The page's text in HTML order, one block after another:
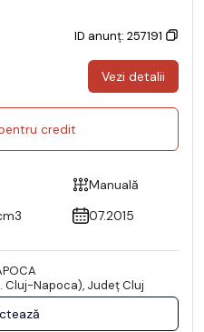
ID anunț: 257191
Vezi detalii
credit
Manuală
07.2015
Cluj-Napoca), Județ Cluj